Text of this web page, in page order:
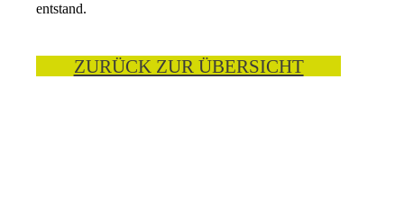
entstand.
ZURÜCK ZUR ÜBERSICHT